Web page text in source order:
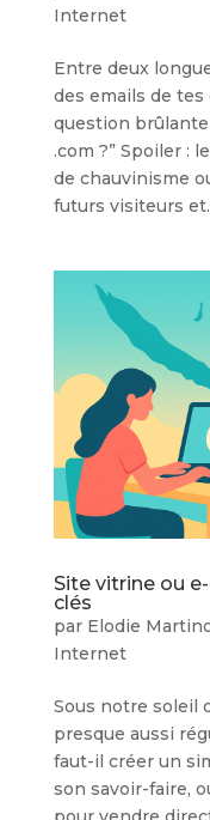
Internet
Entre deux
des emails de
question
.com ?” Spoiler :
de chauvinisme
futurs visiteurs
Site vitrine ou
clés
par Elodie
Internet
Sous notre soleil
presque aussi
faut-il créer un
son savoir-faire,